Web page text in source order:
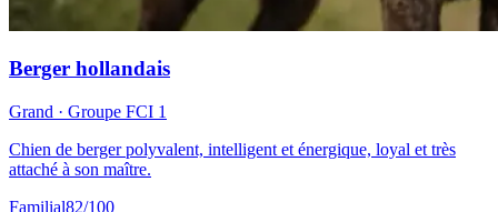
Berger hollandais
Grand · Groupe FCI 1
Chien de berger polyvalent, intelligent et énergique, loyal et très
attaché à son maître.
Familial82/100